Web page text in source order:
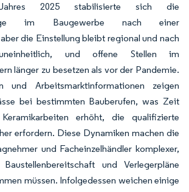
2025 stabilisierte sich die
im Baugewerbe nach einer
die Einstellung bleibt regional und nach
uneinheitlich, und offene Stellen im
länger zu besetzen als vor der Pandemie.
und Arbeitsmarktinformationen zeigen
bei bestimmten Bauberufen, was Zeit
erhöht, die qualifizierte
erfordern. Diese Dynamiken machen die
und Facheinzelhändler komplexer,
und Verlegerpläne
müssen. Infolgedessen weichen einige